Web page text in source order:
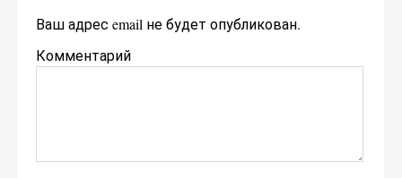
Ваш адрес email не будет опубликован.
Комментарий